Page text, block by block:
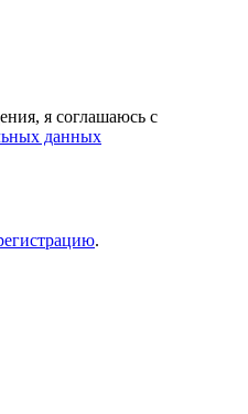
я соглашаюсь с
данных
.